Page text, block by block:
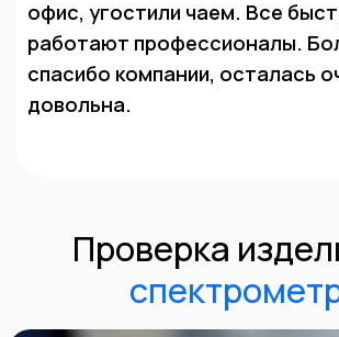
металлов. Точно определяет процент золота в
металле, удобен в использовании, быстрое время
анализа.
Дорогостоящая вещь, которая есть в наличии
далеко не у всех подобных организаций.Удобна
при определении стоимости нестандартных
ювелирных изделий, изготовленных у частных
ювелиров, или золота без клейма.